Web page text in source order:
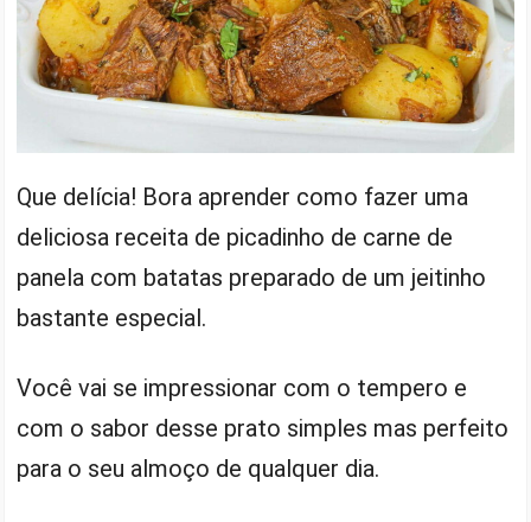
Que delícia! Bora aprender como fazer uma
deliciosa receita de picadinho de carne de
panela com batatas preparado de um jeitinho
bastante especial.
Você vai se impressionar com o tempero e
com o sabor desse prato simples mas perfeito
para o seu almoço de qualquer dia.